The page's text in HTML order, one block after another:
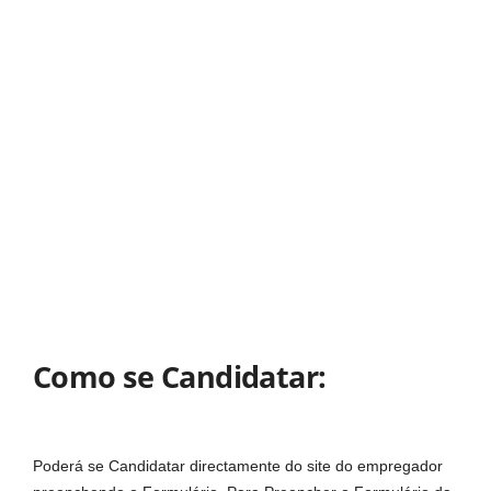
Como se Candidatar:
Poderá se Candidatar directamente do site do empregador